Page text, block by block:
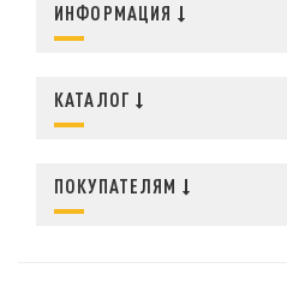
ИНФОРМАЦИЯ
КАТАЛОГ
ПОКУПАТЕЛЯМ